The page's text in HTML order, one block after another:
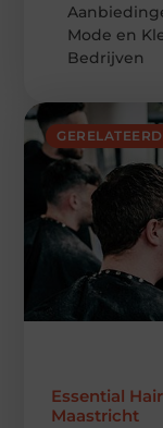
Essential
Maastricht
Mode en
Bedrijven